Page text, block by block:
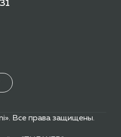
Все права защищены.